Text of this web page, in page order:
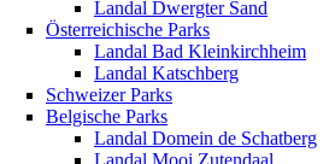
Landal Dwergter Sand
Österreichische Parks
Landal Bad Kleinkirchheim
Landal Katschberg
Schweizer Parks
Belgische Parks
Landal Domein de Schatberg
Landal Mooi Zutendaal